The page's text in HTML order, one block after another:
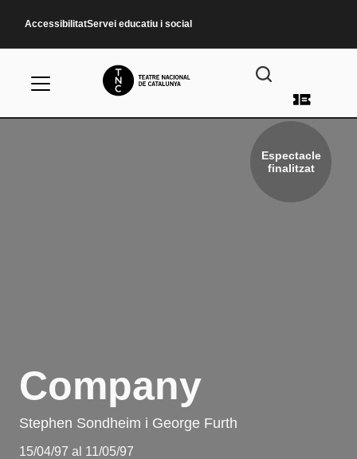
AccessibilitatServei educatiu i social
Menú
Espectacle
finalitzat
Company
Stephen Sondheim i George Furth
15/04/97 al 11/05/97